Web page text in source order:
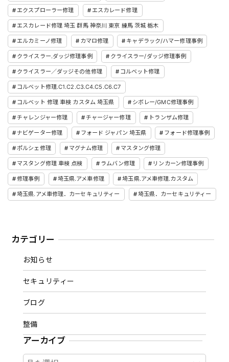
エクスプローラー修理 エスカレード修理
エスカレード修理 埼玉 群馬 神奈川 東京 練馬 茨城 栃木
エルカミーノ修理 カマロ修理 キャデラック/ハマー修理事例
クライスラー.ダッジ修理事例 クライスラー/ダッジ修理事例
クライスラー／ダッジその他修理 コルベット修理
コルベット修理.C1.C2.C3.C4.C5.C6.C7
コルベット 修理 車検 カスタム 埼玉県 シボレー/GMC修理事例
チャレンジャー修理 チャージャー修理 トランザム修理
ナビゲーター修理 フォード ジャパン 埼玉県 フォード修理事例
ポルシェ修理 マグナム修理 マスタング修理
マスタング修理 車検 点検 ラムバン修理 リンカーン修理事例
修理事例 埼玉県.アメ車修理 埼玉県.アメ車修理.カスタム
埼玉県.アメ車修理．カーセキュリティー 埼玉県．カーセキュリティー
カテゴリー
お知らせ
セキュリティー
ブログ
整備
アーカイブ
ア